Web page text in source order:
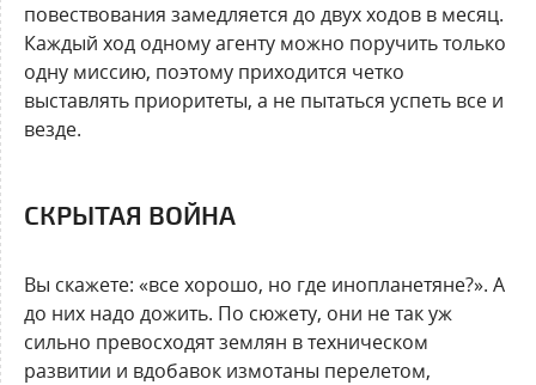
повествования замедляется до двух ходов в месяц.
Каждый ход одному агенту можно поручить только
одну миссию, поэтому приходится четко
выставлять приоритеты, а не пытаться успеть все и
везде.
СКРЫТАЯ ВОЙНА
Вы скажете: «все хорошо, но где инопланетяне?». А
до них надо дожить. По сюжету, они не так уж
сильно превосходят землян в техническом
развитии и вдобавок измотаны перелетом,